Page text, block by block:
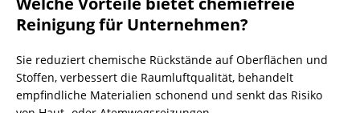
Reinigung für Unternehmen?
Sie reduziert chemische Rückstände auf Oberflächen und
Stoffen, verbessert die Raumluftqualität, behandelt
empfindliche Materialien schonend und senkt das Risiko